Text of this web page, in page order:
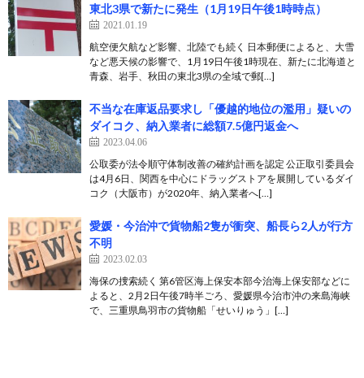
東北3県で新たに発生（1月19日午後1時時点）
2021.01.19
航空便欠航など影響、北陸でも続く 日本郵便によると、大雪
など悪天候の影響で、1月19日午後1時現在、新たに北海道と
青森、岩手、秋田の東北3県の全域で郵[…]
不当な在庫返品要求し「優越的地位の濫用」疑いの
ダイコク、納入業者に総額7.5億円返金へ
2023.04.06
公取委が法令順守体制改善の確約計画を認定 公正取引委員会
は4月6日、関西を中心にドラッグストアを展開しているダイ
コク（大阪市）が2020年、納入業者へ[…]
愛媛・今治沖で貨物船2隻が衝突、船長ら2人が行方
不明
2023.02.03
海保の捜索続く 第6管区海上保安本部今治海上保安部などに
よると、2月2日午後7時半ごろ、愛媛県今治市沖の来島海峡
で、三重県鳥羽市の貨物船「せいりゅう」[…]